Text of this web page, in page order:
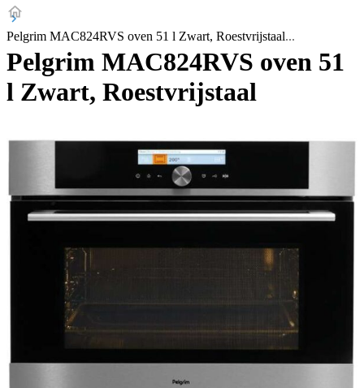
Pelgrim MAC824RVS oven 51 l Zwart, Roestvrijstaal
Pelgrim MAC824RVS oven 51
l Zwart, Roestvrijstaal